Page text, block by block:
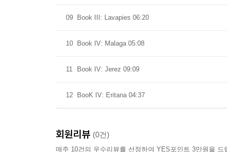
09 Book III: Lavapies 06:20
10 Book IV: Malaga 05:08
11 Book IV: Jerez 09:09
12 BooK IV: Eritana 04:37
회원리뷰 (0건)
매주 10건의 우수리뷰를 선정하여 YES포인트 3만원을 드